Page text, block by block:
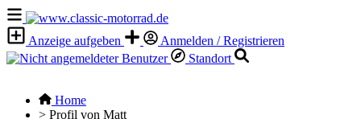
Anzeige aufgeben
Anmelden / Registrieren
Standort
Home
> Profil von Matt